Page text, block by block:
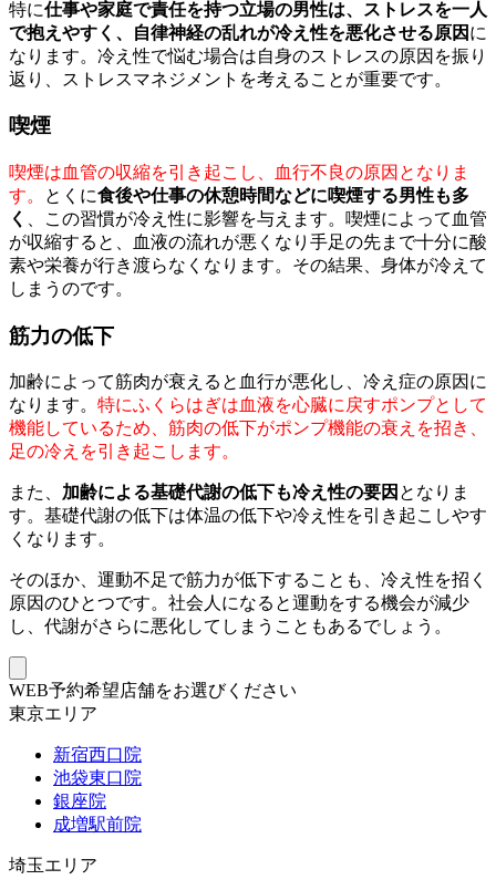
特に仕事や家庭で責任を持つ立場の男性は、ストレスを一人
で抱えやすく、自律神経の乱れが冷え性を悪化させる原因 に
なります。冷え性で悩む場合は自身のストレスの原因を振り
返り、ストレスマネジメントを考えることが重要です。
喫煙
喫煙は血管の収縮を引き起こし、血行不良の原因となりま
す。
とくに食後や仕事の休憩時間などに喫煙する男性も多
く
、この習慣が冷え性に影響を与えます。喫煙によって血管
が収縮すると、血液の流れが悪くなり手足の先まで十分に酸
素や栄養が行き渡らなくなります。その結果、身体が冷えて
しまうのです。
筋力の低下
加齢によって筋肉が衰えると血行が悪化し、冷え症の原因に
なります。 特にふくらはぎは血液を心臓に戻すポンプとして
機能しているため、筋肉の低下がポンプ機能の衰えを招き、
足の冷えを引き起こします。
また、 加齢による基礎代謝の低下も冷え性の要因 となりま
す。基礎代謝の低下は体温の低下や冷え性を引き起こしやす
くなります。
そのほか、運動不足で筋力が低下することも、冷え性を招く
原因のひとつです。社会人になると運動をする機会が減少
し、代謝がさらに悪化してしまうこともあるでしょう。
WEB予約希望店舗をお選びください
東京エリア
新宿西口院
池袋東口院
銀座院
成増駅前院
埼玉エリア